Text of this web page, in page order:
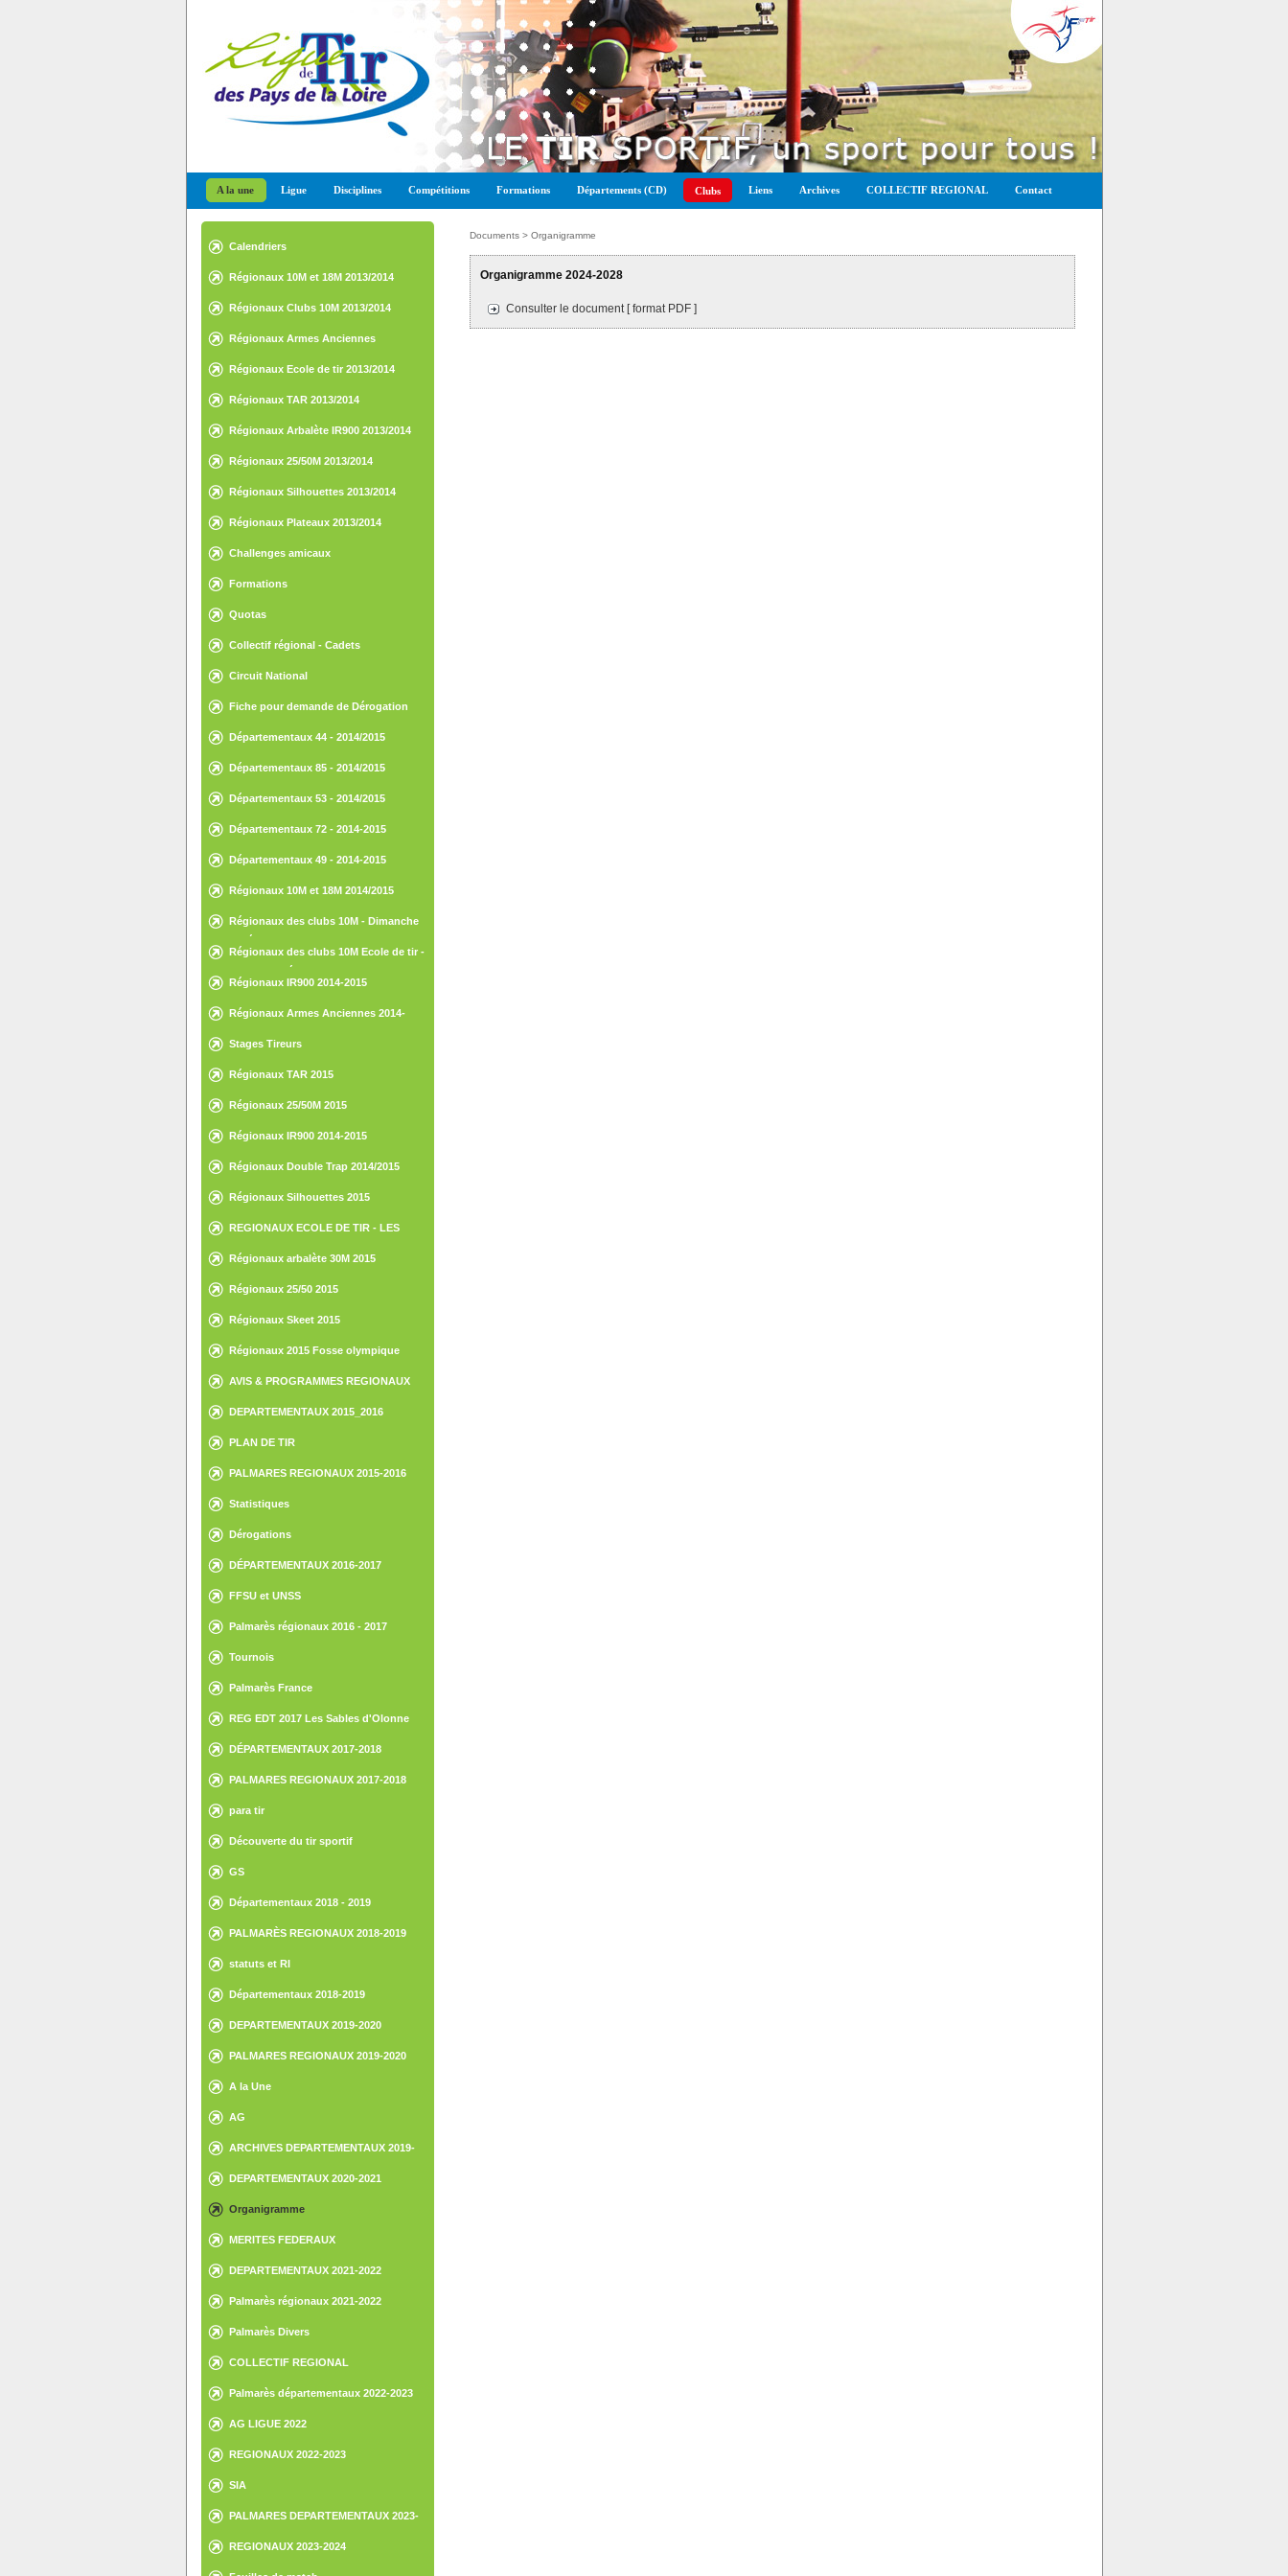
A la une Ligue Disciplines Compétitions Formations Départements (CD) Clubs Liens Archives COLLECTIF REGIONAL Contact
Calendriers
Régionaux 10M et 18M 2013/2014
Régionaux Clubs 10M 2013/2014
Régionaux Armes Anciennes
Régionaux Ecole de tir 2013/2014
Régionaux TAR 2013/2014
Régionaux Arbalète IR900 2013/2014
Régionaux 25/50M 2013/2014
Régionaux Silhouettes 2013/2014
Régionaux Plateaux 2013/2014
Challenges amicaux
Formations
Quotas
Collectif régional - Cadets
Circuit National
Fiche pour demande de Dérogation
Départementaux 44 - 2014/2015
Départementaux 85 - 2014/2015
Départementaux 53 - 2014/2015
Départementaux 72 - 2014-2015
Départementaux 49 - 2014-2015
Régionaux 10M et 18M 2014/2015
Régionaux des clubs 10M - Dimanche
15 février 2015 - St-Nazaire
Régionaux des clubs 10M Ecole de tir -
Samedi 14 février 2015 - St-Nazaire
Régionaux IR900 2014-2015
Régionaux Armes Anciennes 2014-
Stages Tireurs
Régionaux TAR 2015
Régionaux 25/50M 2015
Régionaux IR900 2014-2015
Régionaux Double Trap 2014/2015
Régionaux Silhouettes 2015
REGIONAUX ECOLE DE TIR - LES
Régionaux arbalète 30M 2015
Régionaux 25/50 2015
Régionaux Skeet 2015
Régionaux 2015 Fosse olympique
AVIS & PROGRAMMES REGIONAUX
DEPARTEMENTAUX 2015_2016
PLAN DE TIR
PALMARES REGIONAUX 2015-2016
Statistiques
Dérogations
DÉPARTEMENTAUX 2016-2017
FFSU et UNSS
Palmarès régionaux 2016 - 2017
Tournois
Palmarès France
REG EDT 2017 Les Sables d'Olonne
DÉPARTEMENTAUX 2017-2018
PALMARES REGIONAUX 2017-2018
para tir
Découverte du tir sportif
GS
Départementaux 2018 - 2019
PALMARÈS REGIONAUX 2018-2019
statuts et RI
Départementaux 2018-2019
DEPARTEMENTAUX 2019-2020
PALMARES REGIONAUX 2019-2020
A la Une
AG
ARCHIVES DEPARTEMENTAUX 2019-
DEPARTEMENTAUX 2020-2021
Organigramme
MERITES FEDERAUX
DEPARTEMENTAUX 2021-2022
Palmarès régionaux 2021-2022
Palmarès Divers
COLLECTIF REGIONAL
Palmarès départementaux 2022-2023
AG LIGUE 2022
REGIONAUX 2022-2023
SIA
PALMARES DEPARTEMENTAUX 2023-
REGIONAUX 2023-2024
Documents > Organigramme
Organigramme 2024-2028
Consulter le document [ format PDF ]